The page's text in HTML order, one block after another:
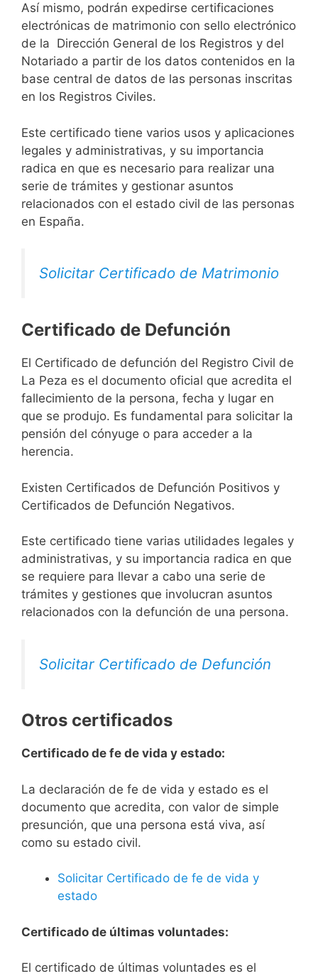
Así mismo, podrán expedirse certificaciones
electrónicas de matrimonio con sello electrónico
de la Dirección General de los Registros y del
Notariado a partir de los datos contenidos en la
base central de datos de las personas inscritas
en los Registros Civiles.
Este certificado tiene varios usos y aplicaciones
legales y administrativas, y su importancia
radica en que es necesario para realizar una
serie de trámites y gestionar asuntos
relacionados con el estado civil de las personas
en España.
Solicitar Certificado de Matrimonio
Certificado de Defunción
El Certificado de defunción del Registro Civil de
La Peza es el documento oficial que acredita el
fallecimiento de la persona, fecha y lugar en
que se produjo. Es fundamental para solicitar la
pensión del cónyuge o para acceder a la
herencia.
Existen Certificados de Defunción Positivos y
Certificados de Defunción Negativos.
Este certificado tiene varias utilidades legales y
administrativas, y su importancia radica en que
se requiere para llevar a cabo una serie de
trámites y gestiones que involucran asuntos
relacionados con la defunción de una persona.
Solicitar Certificado de Defunción
Otros certificados
Certificado de fe de vida y estado:
La declaración de fe de vida y estado es el
documento que acredita, con valor de simple
presunción, que una persona está viva, así
como su estado civil.
Solicitar Certificado de fe de vida y
estado
Certificado de últimas voluntades:
El certificado de últimas voluntades es el